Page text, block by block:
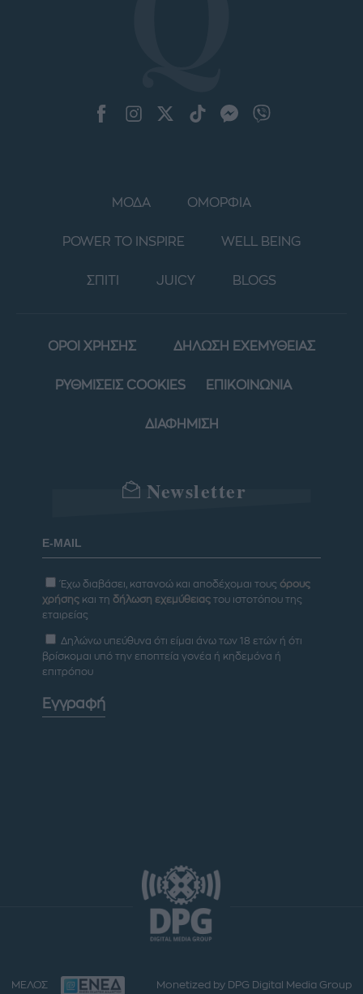
ΜΟΔΑ ΟΜΟΡΦΙΑ
POWER TO INSPIRE WELL BEING
ΣΠΙΤΙ JUICY BLOGS
ΟΡΟΙ ΧΡΗΣΗΣ ΔΗΛΩΣΗ ΕΧΕΜΥΘΕΙΑΣ
ΡΥΘΜΙΣΕΙΣ COOKIES ΕΠΙΚΟΙΝΩΝΙΑ
ΔΙΑΦΗΜΙΣΗ
Newsletter
Έχω διαβάσει, κατανοώ και αποδέχομαι τους όρους
χρήσης και τη δήλωση εχεμύθειας του ιστοτόπου της
εταιρείας
Δηλώνω υπεύθυνα ότι είμαι άνω των 18 ετών ή ότι
βρίσκομαι υπό την εποπτεία γονέα ή κηδεμόνα ή
επιτρόπου
Εγγραφή
ΜΕΛΟΣ Monetized by DPG Digital Media Group